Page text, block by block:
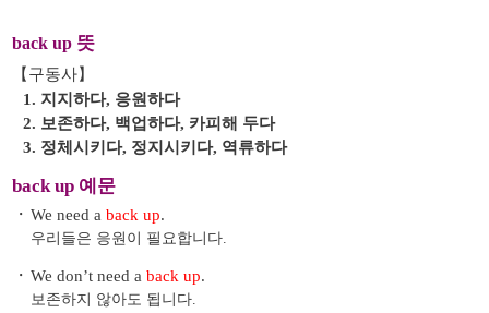
back up 뜻
【구동사】
1. 지지하다, 응원하다
2. 보존하다, 백업하다, 카피해 두다
3. 정체시키다, 정지시키다, 역류하다
back up 예문
・ We need a back up.
우리들은 응원이 필요합니다.
・ We don’t need a back up.
보존하지 않아도 됩니다.